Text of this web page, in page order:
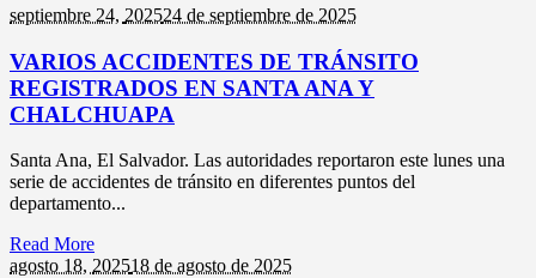
septiembre 24, 202524 de septiembre de 2025
VARIOS ACCIDENTES DE TRÁNSITO
REGISTRADOS EN SANTA ANA Y
CHALCHUAPA
Santa Ana, El Salvador. Las autoridades reportaron este lunes una
serie de accidentes de tránsito en diferentes puntos del
departamento...
Read More
agosto 18, 202518 de agosto de 2025